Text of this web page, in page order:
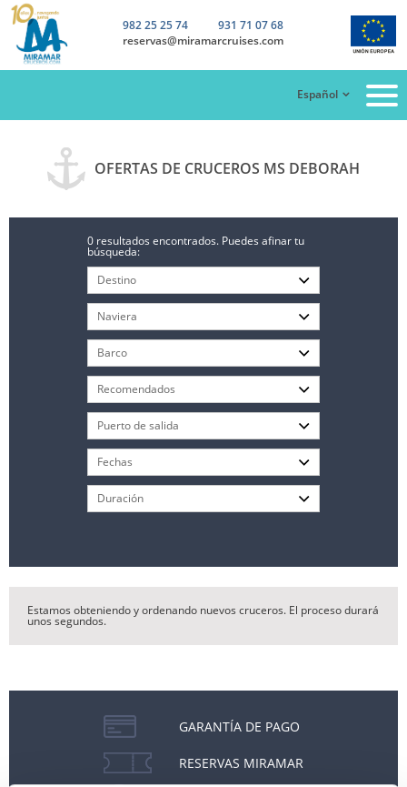
982 25 25 74
931 71 07 68
reservas@miramarcruises.com
Español
OFERTAS DE CRUCEROS MS DEBORAH
0 resultados encontrados. Puedes afinar tu
búsqueda:
Estamos obteniendo y ordenando nuevos cruceros. El proceso durará
unos segundos.
GARANTÍA DE PAGO
RESERVAS MIRAMAR